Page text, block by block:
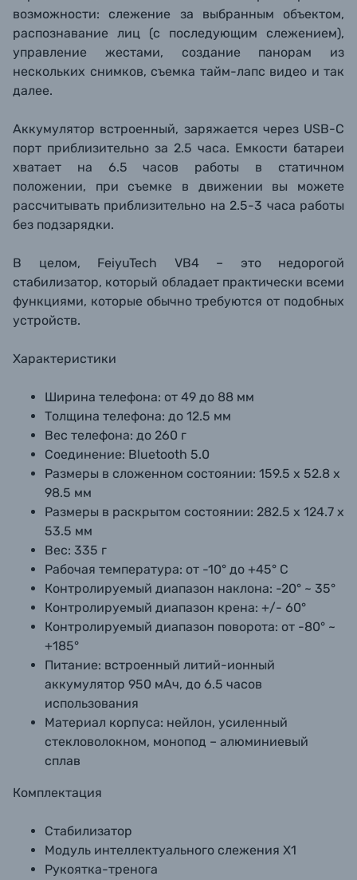
возможности: слежение за выбранным объектом,
распознавание лиц (с последующим слежением),
управление жестами, создание панорам из
нескольких снимков, съемка тайм-лапс видео и так
далее.
Аккумулятор встроенный, заряжается через USB-C
порт приблизительно за 2.5 часа. Емкости батареи
хватает на 6.5 часов работы в статичном
положении, при съемке в движении вы можете
рассчитывать приблизительно на 2.5-3 часа работы
без подзарядки.
В целом, FeiyuTech VB4 – это недорогой
стабилизатор, который обладает практически всеми
функциями, которые обычно требуются от подобных
устройств.
Характеристики
Ширина телефона: от 49 до 88 мм
Толщина телефона: до 12.5 мм
Вес телефона: до 260 г
Соединение: Bluetooth 5.0
Размеры в сложенном состоянии: 159.5 х 52.8 х
98.5 мм
Размеры в раскрытом состоянии: 282.5 х 124.7 х
53.5 мм
Вес: 335 г
Рабочая температура: от -10° до +45° С
Контролируемый диапазон наклона: -20° ~ 35°
Контролируемый диапазон крена: +/- 60°
Контролируемый диапазон поворота: от -80° ~
+185°
Питание: встроенный литий-ионный
аккумулятор 950 мАч, до 6.5 часов
использования
Материал корпуса: нейлон, усиленный
стекловолокном, монопод – алюминиевый
сплав
Комплектация
Стабилизатор
Модуль интеллектуального слежения X1
Рукоятка-тренога